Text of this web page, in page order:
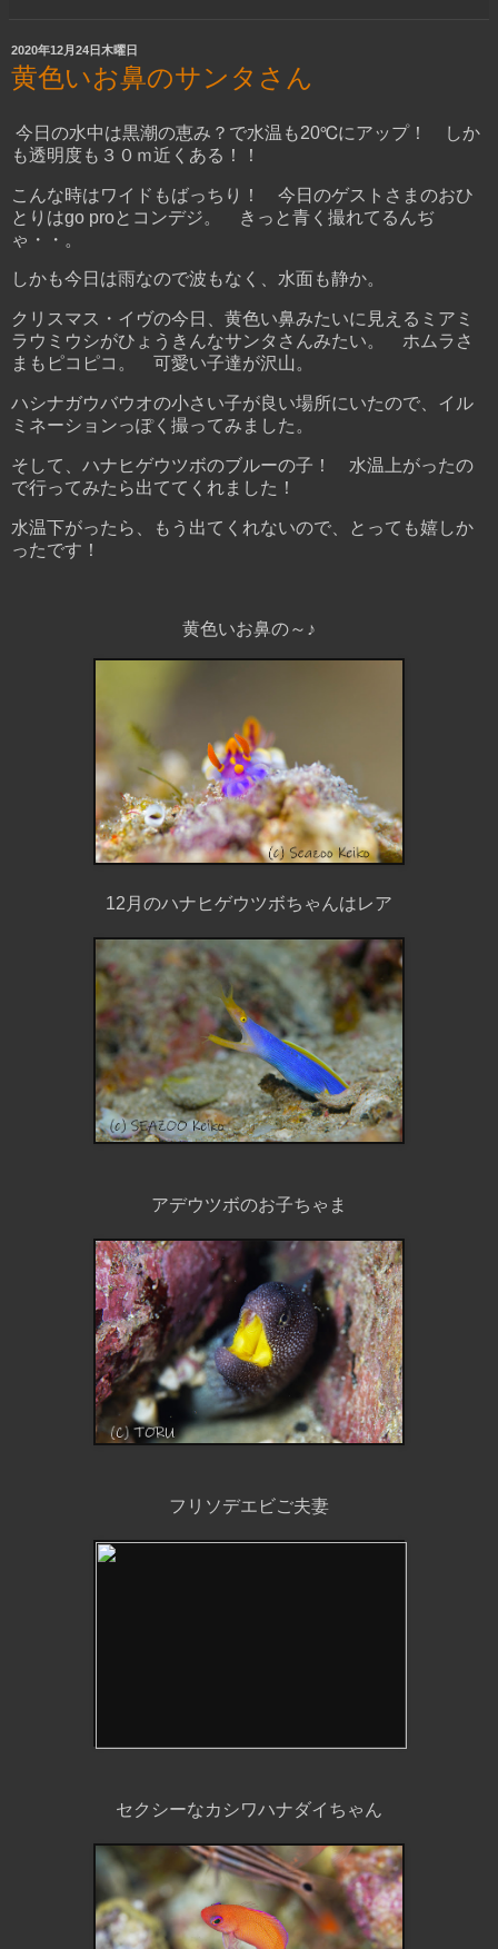
2020年12月24日木曜日
黄色いお鼻のサンタさん
今日の水中は黒潮の恵み？で水温も20℃にアップ！ しか
も透明度も３０ｍ近くある！！
こんな時はワイドもばっちり！ 今日のゲストさまのおひ
とりはgo proとコンデジ。 きっと青く撮れてるんぢ
ゃ・・。
しかも今日は雨なので波もなく、水面も静か。
クリスマス・イヴの今日、黄色い鼻みたいに見えるミアミ
ラウミウシがひょうきんなサンタさんみたい。 ホムラさ
まもピコピコ。 可愛い子達が沢山。
ハシナガウバウオの小さい子が良い場所にいたので、イル
ミネーションっぽく撮ってみました。
そして、ハナヒゲウツボのブルーの子！ 水温上がったの
で行ってみたら出ててくれました！
水温下がったら、もう出てくれないので、とっても嬉しか
ったです！
黄色いお鼻の～♪
12月のハナヒゲウツボちゃんはレア
アデウツボのお子ちゃま
フリソデエビご夫妻
セクシーなカシワハナダイちゃん